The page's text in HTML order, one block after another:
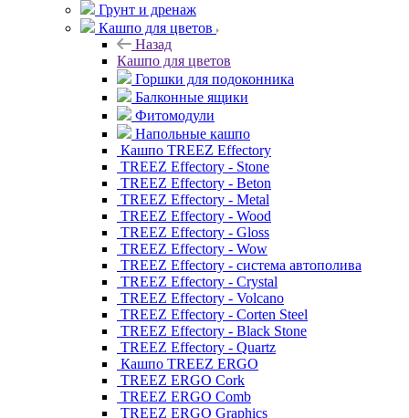
Грунт и дренаж
Кашпо для цветов
Назад
Кашпо для цветов
Горшки для подоконника
Балконные ящики
Фитомодули
Напольные кашпо
Кашпо TREEZ Effectory
TREEZ Effectory - Stone
TREEZ Effectory - Beton
TREEZ Effectory - Metal
TREEZ Effectory - Wood
TREEZ Effectory - Gloss
TREEZ Effectory - Wow
TREEZ Effectory - система автополива
TREEZ Effectory - Crystal
TREEZ Effectory - Volcano
TREEZ Effectory - Corten Steel
TREEZ Effectory - Black Stone
TREEZ Effectory - Quartz
Кашпо TREEZ ERGO
TREEZ ERGO Cork
TREEZ ERGO Comb
TREEZ ERGO Graphics